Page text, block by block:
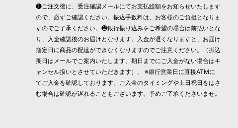
❶ご注文後に、受注確認メールにてお支払総額をお知らせいたします
ので、必ずご確認ください。振込手数料は、お客様のご負担となりま
すのでご了承ください。❷銀行振り込みをご希望の場合は前払いとな
り、入金確認後のお届けとなります。入金が遅くなりますと、お届け
指定日に商品の配達ができなくなりますのでご注意ください。（振込
期日はメールでご案内いたします。期日までにご入金がない場合はキ
ャンセル扱いとさせていただきます）。 ※銀行営業日に直接ATMに
てご入金を確認しております。ご入金のタイミングや土日祝日をはさ
む場合は確認が遅れることもございます。予めご了承くださいませ。